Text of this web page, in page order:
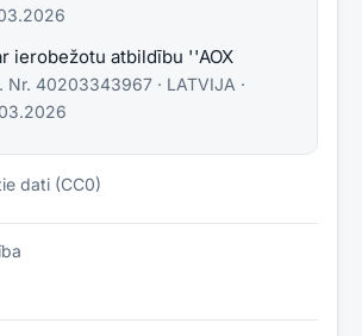
ierobežotu atbildību ''AOX
Nr. 40203343967 · LATVIJA ·
dati (CC0)